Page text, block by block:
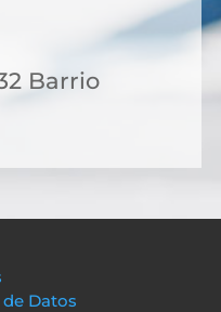
Barrio
Datos